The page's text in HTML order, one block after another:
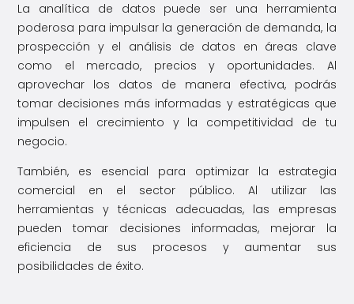
La analítica de datos puede ser una herramienta
poderosa para impulsar la generación de demanda, la
prospección y el análisis de datos en áreas clave
como el mercado, precios y oportunidades. Al
aprovechar los datos de manera efectiva, podrás
tomar decisiones más informadas y estratégicas que
impulsen el crecimiento y la competitividad de tu
negocio.
También, es esencial para optimizar la estrategia
comercial en el sector público. Al utilizar las
herramientas y técnicas adecuadas, las empresas
pueden tomar decisiones informadas, mejorar la
eficiencia de sus procesos y aumentar sus
posibilidades de éxito.